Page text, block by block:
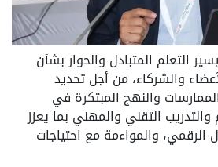
التعلم المتبادل والحوار بشأن
والشركاء، من أجل تحديد
والنهج المبتكرة في
والتدريب التقني والمهني بما يعزز
الرقمي، والمواءمة مع احتياجات